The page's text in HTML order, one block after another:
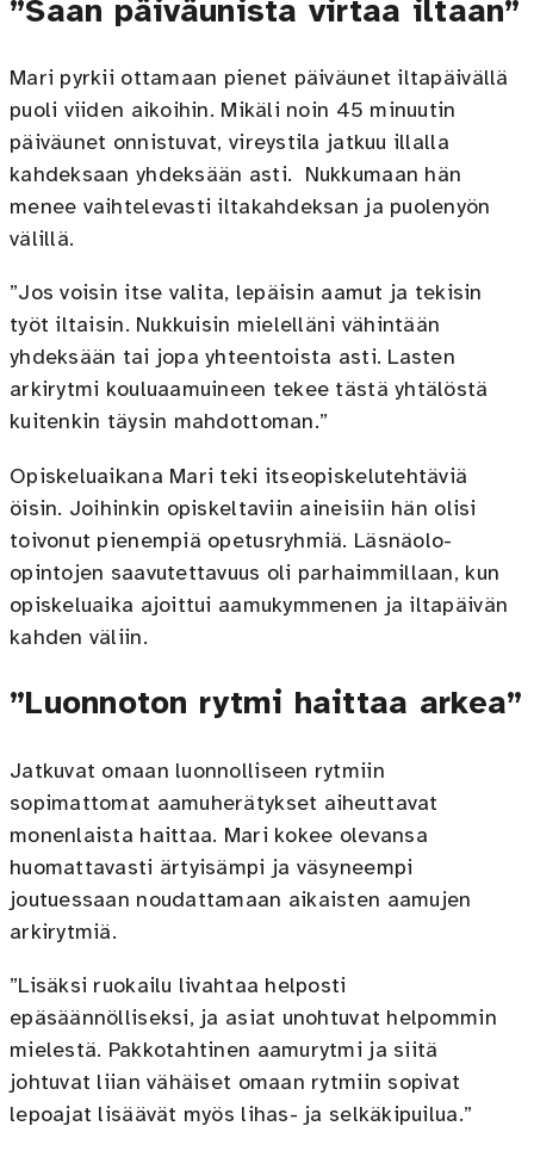
”Saan päiväunista virtaa iltaan”
Mari pyrkii ottamaan pienet päiväunet iltapäivällä
puoli viiden aikoihin. Mikäli noin 45 minuutin
päiväunet onnistuvat, vireystila jatkuu illalla
kahdeksaan yhdeksään asti. Nukkumaan hän
menee vaihtelevasti iltakahdeksan ja puolenyön
välillä.
”Jos voisin itse valita, lepäisin aamut ja tekisin
työt iltaisin. Nukkuisin mielelläni vähintään
yhdeksään tai jopa yhteentoista asti. Lasten
arkirytmi kouluaamuineen tekee tästä yhtälöstä
kuitenkin täysin mahdottoman.”
Opiskeluaikana Mari teki itseopiskelutehtäviä
öisin. Joihinkin opiskeltaviin aineisiin hän olisi
toivonut pienempiä opetusryhmiä. Läsnäolo-
opintojen saavutettavuus oli parhaimmillaan, kun
opiskeluaika ajoittui aamukymmenen ja iltapäivän
kahden väliin.
”Luonnoton rytmi haittaa arkea”
Jatkuvat omaan luonnolliseen rytmiin
sopimattomat aamuherätykset aiheuttavat
monenlaista haittaa. Mari kokee olevansa
huomattavasti ärtyisämpi ja väsyneempi
joutuessaan noudattamaan aikaisten aamujen
arkirytmiä.
”Lisäksi ruokailu livahtaa helposti
epäsäännölliseksi, ja asiat unohtuvat helpommin
mielestä. Pakkotahtinen aamurytmi ja siitä
johtuvat liian vähäiset omaan rytmiin sopivat
lepoajat lisäävät myös lihas- ja selkäkipuilua.”